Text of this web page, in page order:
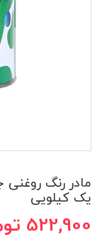
یک کیلویی
522,900 تومان